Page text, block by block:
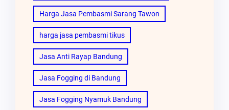
Harga Jasa Pembasmi Sarang Tawon
harga jasa pembasmi tikus
Jasa Anti Rayap Bandung
Jasa Fogging di Bandung
Jasa Fogging Nyamuk Bandung